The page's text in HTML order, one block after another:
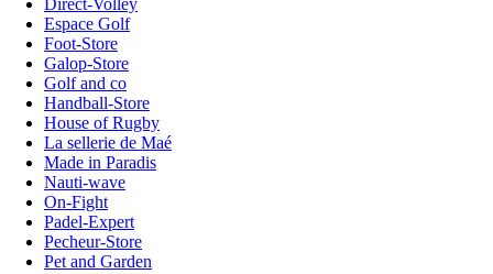
Espace Golf
Foot-Store
Galop-Store
Golf and co
Handball-Store
House of Rugby
La sellerie de Maé
Made in Paradis
Nauti-wave
On-Fight
Padel-Expert
Pecheur-Store
Pet and Garden